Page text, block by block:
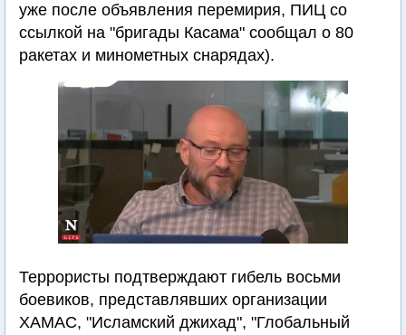
уже после объявления перемирия, ПИЦ со
ссылкой на "бригады Касама" сообщал о 80
ракетах и минометных снарядах).
Террористы подтверждают гибель восьми
боевиков, представлявших организации
ХАМАС, "Исламский джихад", "Глобальный